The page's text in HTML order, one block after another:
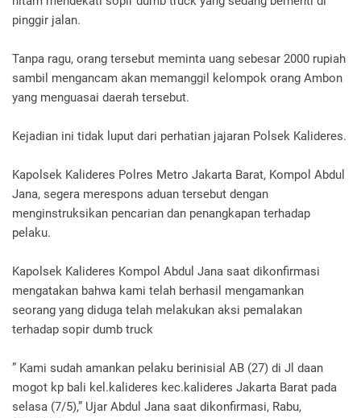
pinggir jalan.
Tanpa ragu, orang tersebut meminta uang sebesar 2000 rupiah
sambil mengancam akan memanggil kelompok orang Ambon
yang menguasai daerah tersebut.
Kejadian ini tidak luput dari perhatian jajaran Polsek Kalideres.
Kapolsek Kalideres Polres Metro Jakarta Barat, Kompol Abdul
Jana, segera merespons aduan tersebut dengan
menginstruksikan pencarian dan penangkapan terhadap
pelaku.
Kapolsek Kalideres Kompol Abdul Jana saat dikonfirmasi
mengatakan bahwa kami telah berhasil mengamankan
seorang yang diduga telah melakukan aksi pemalakan
terhadap sopir dumb truck
” Kami sudah amankan pelaku berinisial AB (27) di Jl daan
mogot kp bali kel.kalideres kec.kalideres Jakarta Barat pada
selasa (7/5),” Ujar Abdul Jana saat dikonfirmasi, Rabu,